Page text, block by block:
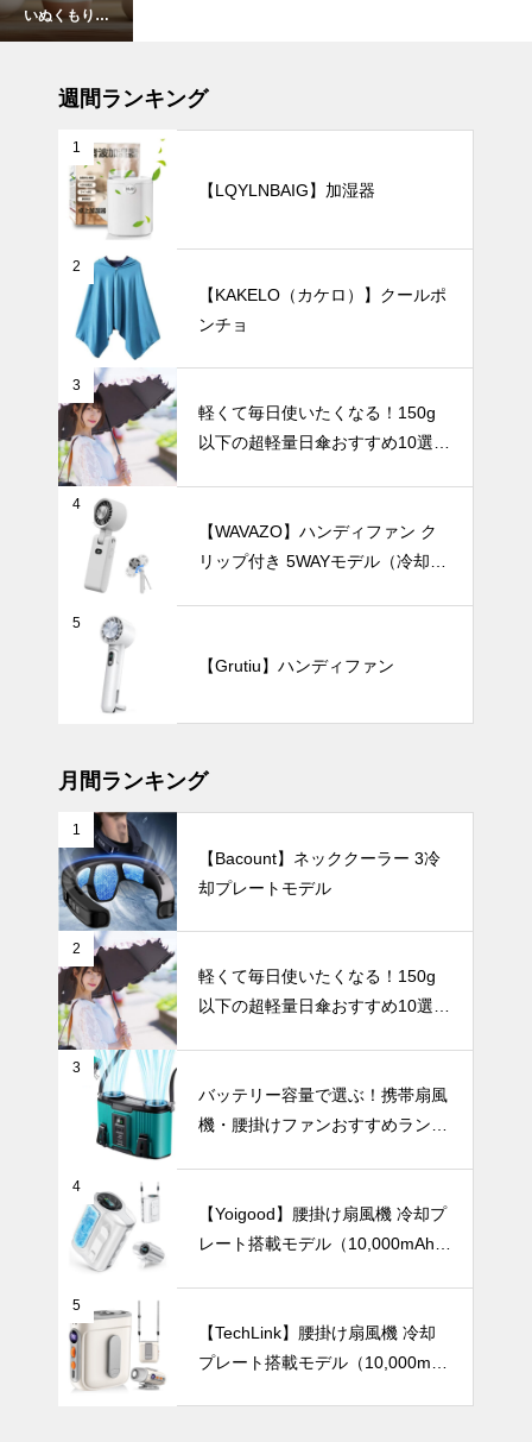
いぬくもり
を。北欧風
マット質感」
花瓶の魅力。
バッグにすっ
きり収まる！
持ち運びに便
利な折りたた
み日傘おすす
め6選。軽
量・自動開
閉・おしゃれ
デザインもご
紹介。
インテリア小物
モノトーン花
瓶が生む美し
いコントラス
ト。花が引き
立つ空間コー
テーブルウェア
親子の朝食が
もっと楽しく
枝ものや背の
高い花をもっ
と素敵に。陶
器製ロングベ
ースでつくる
洗練インテリ
UV・雨対策
【2025年最
新版】片手で
ワンタッチ！
日傘おすすめ
8選｜毎日の
通勤や旅行が
もっとラクに
【2025年最
新版】暑い夏
も涼しく快適
に！冷却プレ
UV・雨対策
週間ランキング
1
【LQYLNBAIG】加湿器
2
【KAKELO（カケロ）】クールポ
ンチョ
3
軽くて毎日使いたくなる！150g
以下の超軽量日傘おすすめ10選
4
【WAVAZO】ハンディファン ク
リップ付き 5WAYモデル（冷却プ
5
【Grutiu】ハンディファン
月間ランキング
1
【Bacount】ネッククーラー 3冷
却プレートモデル
2
軽くて毎日使いたくなる！150g
以下の超軽量日傘おすすめ10選
3
バッテリー容量で選ぶ！携帯扇風
機・腰掛けファンおすすめランキ
4
【Yoigood】腰掛け扇風機 冷却プ
レート搭載モデル（10,000mAh・
5
【TechLink】腰掛け扇風機 冷却
プレート搭載モデル（10,000mA